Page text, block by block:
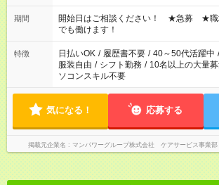
場合、他のお仕事と合わせ週40時間超の
ん ※法令に基づき、週20時間以上勤務は
となります ※労働者派遣法（日雇い派遣
短時間・短期間の就業はご案内が難しい
期間
開始日はご相談ください！ ★急募 ★職
でも働けます！
特徴 日払いOK / 履歴書不要 / 40～50代活躍中 /
服装自由 / シフト勤務 / 10名以上の大量
ソコンスキル不要
気になる！ 応募する
掲載元企業名 マンパワーグループ株式会社 ケアサービス事業